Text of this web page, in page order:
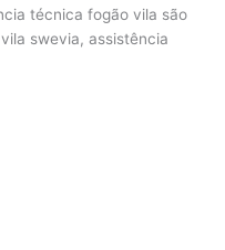
técnica fogão vila são
swevia, assistência